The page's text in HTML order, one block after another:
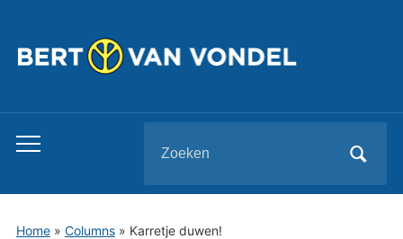
Toggle
menu
naar:
Home» Columns» Karretje duwen!